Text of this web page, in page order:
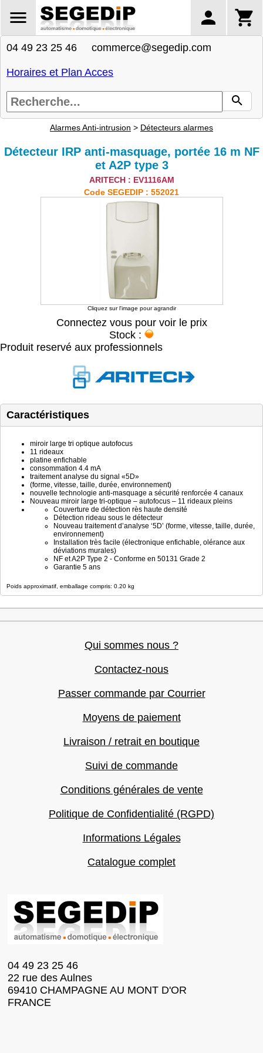
04 49 23 25 46 commerce@segedip.com
Horaires et Plan Acces
Alarmes Anti-intrusion > Détecteurs alarmes
Détecteur IRP anti-masquage, portée 16 m NF
et A2P type 3
ARITECH : EV1116AM
Code SEGEDIP : 552021
Cliquez sur l'image pour agrandir
Connectez vous pour voir le prix
Stock :
Produit reservé aux professionnels
Caractéristiques
miroir large tri optique autofocus
11 rideaux
platine enfichable
consommation 4.4 mA
traitement analyse du signal «5D»
(forme, vitesse, taille, durée, environnement)
nouvelle technologie anti-masquage a sécurité renforcée 4 canaux
Nouveau miroir large tri-optique – autofocus – 11 rideaux pleins
Couverture de détection rès haute densité
Détection rideau sous le détecteur
Nouveau traitement d’analyse ‘5D’ (forme, vitesse, taille, durée,
environnement)
Installation très facile (électronique enfichable, olérance aux
déviations murales)
NF et A2P Type 2 - Conforme en 50131 Grade 2
Garantie 5 ans
Poids approximatif, emballage compris: 0.20 kg
Qui sommes nous ?
Contactez-nous
Passer commande par Courrier
Moyens de paiement
Livraison / retrait en boutique
Suivi de commande
Conditions générales de vente
Politique de Confidentialité (RGPD)
Informations Légales
Catalogue complet
04 49 23 25 46
22 rue des Aulnes
69410 CHAMPAGNE AU MONT D'OR
FRANCE